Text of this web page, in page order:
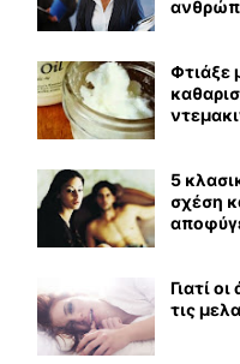
Φτιάξε
5
σχέση
Γιατί
τις